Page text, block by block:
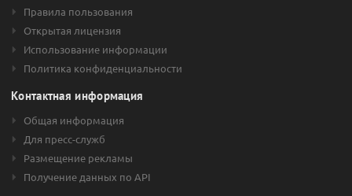
Правила пользования
Открытая лицензия
Использование информации
Политика конфиденциальности
Контактная информация
Общая информация
Для пресс-служб
Размещение рекламы
Получение данных по API